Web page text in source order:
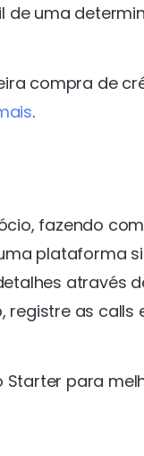
uma
compra de
.
fazendo
plataforma
através
as calls
para